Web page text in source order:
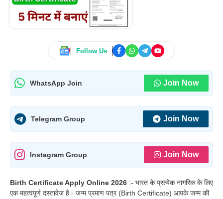
Follow Us
WhatsApp Join Join Now
Telegram Group Join Now
Instagram Group Join Now
Birth Certificate Apply Online 2026 :- भारत के प्रत्येक नागरिक के लिए
एक महत्वपूर्ण दस्तावेज है। जन्म प्रमाण पत्र (Birth Certificate) आपके जन्म की